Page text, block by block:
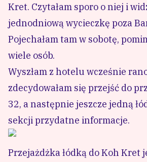
Kret. Czytałam sporo o niej i
jednodniową wycieczkę poza
Pojechałam tam w sobotę,
wiele osób.
Wyszłam z hotelu wcześnie
zdecydowałam się przejść do
32, a następnie jeszcze jedną
sekcji przydatne informacje.
Przejażdżka łódką do Koh Kret